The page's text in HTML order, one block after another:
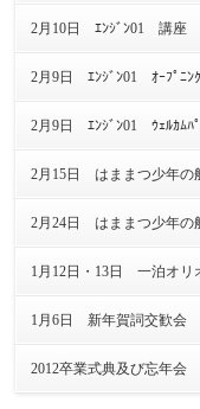
2月10日 ｴﾝｼﾞﾝ01 講座
2月9日 ｴﾝｼﾞﾝ01 ｵｰﾌﾟﾆﾝ
2月9日 ｴﾝｼﾞﾝ01 ｳｪﾙｶﾑﾊ
2月15日 はままつ少年の
2月24日 はままつ少年
1月12日・13日 一泊オリ
1月6日 新年賀詞交歓会
2012卒業式典及び忘年会